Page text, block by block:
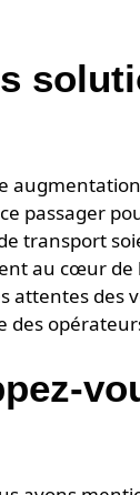
passager
transport
au cœur
attentes des
des